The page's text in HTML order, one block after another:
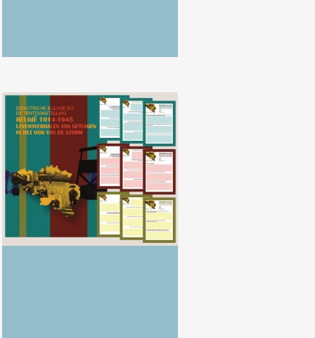
Pedagogische mappen bij onze
tentoonstellingen